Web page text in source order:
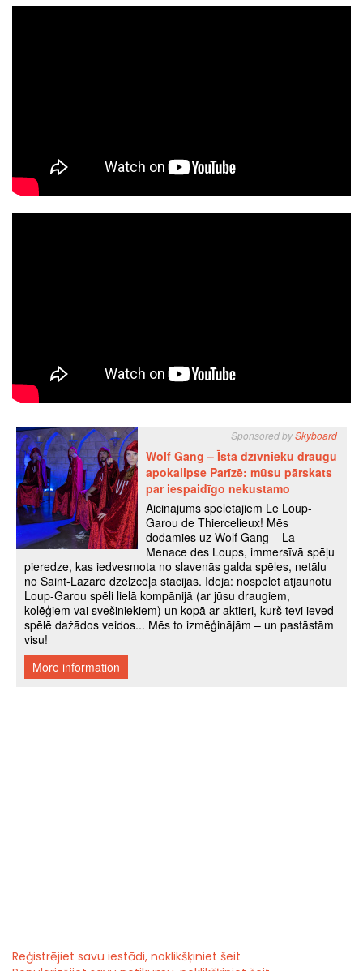
Reģistrējiet savu iestādi, noklikšķiniet šeit